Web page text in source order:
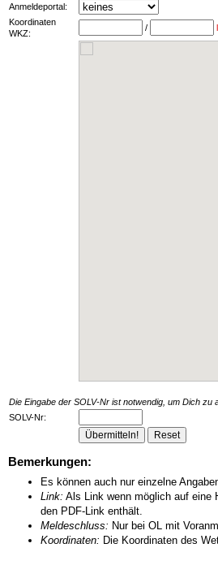
Anmeldeportal:
Koordinaten
WKZ:
/
Die Eingabe der SOLV-Nr ist notwendig, um Dich zu
SOLV-Nr:
Bemerkungen:
Es können auch nur einzelne
Link: Als Link wenn möglich auf eine
den PDF-Link enthält.
Meldeschluss: Nur bei OL mit
Koordinaten: Die Koordinaten des